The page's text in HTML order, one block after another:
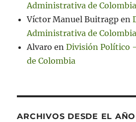
Administrativa de Colombia
Víctor Manuel Buitragp en
Administrativa de Colombia
Alvaro enDivisión Político
de Colombia
ARCHIVOS DESDE EL